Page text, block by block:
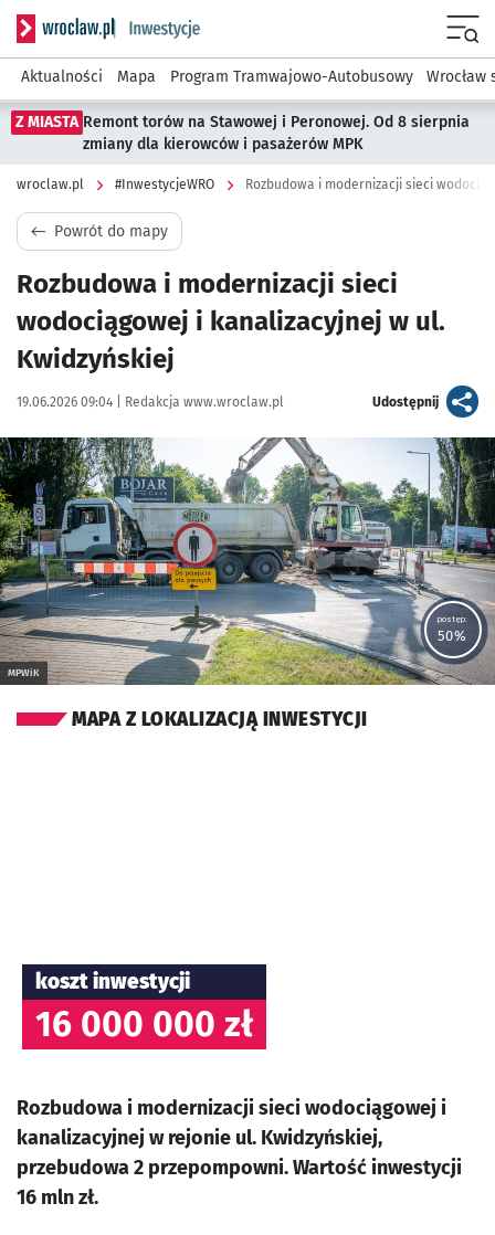
Serwis informacyjny wroclaw.pl podserwis:
Aktualności Mapa Program Tramwajowo-Autobusowy Wrocław
Z MIASTA Remont torów na Stawowej i Peronowej. Od 8 sierpnia
zmiany dla kierowców i pasażerów MPK
wroclaw.pl #InwestycjeWRO Rozbudowa i modernizacji sieci
Powrót do mapy
Rozbudowa i modernizacji sieci
wodociągowej i kanalizacyjnej w ul.
Kwidzyńskiej
Data publikacji:
19.06.2026 09:04 | Autor:
Redakcja www.wroclaw.pl Udostępnijartykuł
Kliknij, aby powiększyć
MPWiK
postęp:
50%
MAPA Z LOKALIZACJĄ INWESTYCJI
koszt inwestycji
16 000 000 zł
Rozbudowa i modernizacji sieci wodociągowej i
kanalizacyjnej w rejonie ul. Kwidzyńskiej,
przebudowa 2 przepompowni. Wartość inwestycji
16 mln zł.